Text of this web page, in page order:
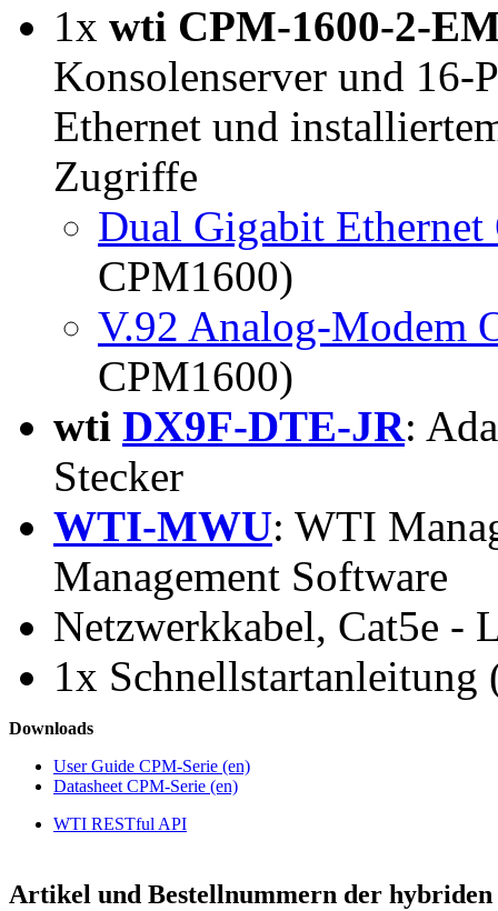
1x wti CPM-1600-2-
Konsolenserver und
Ethernet und
Zugriffe
Dual Gigabit
CPM1600)
V.92 Analog-Modem
CPM1600)
wti DX9F-DTE-JR:
Stecker
WTI-MWU: WTI
Management Software
Netzwerkkabel, Cat5e -
1x
Downloads
User Guide CPM-Serie (en)
Datasheet CPM-Serie (en)
WTI RESTful API
Artikel und Bestellnummern der